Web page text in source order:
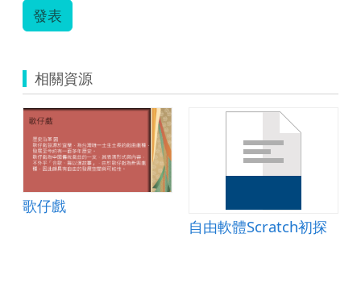
發表
相關資源
歌仔戲
自由軟體Scratch初探